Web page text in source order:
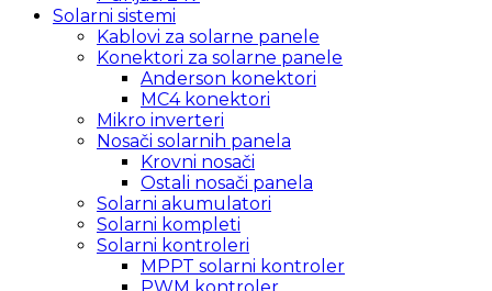
Solarni sistemi
Kablovi za solarne panele
Konektori za solarne panele
Anderson konektori
MC4 konektori
Mikro inverteri
Nosači solarnih panela
Krovni nosači
Ostali nosači panela
Solarni akumulatori
Solarni kompleti
Solarni kontroleri
MPPT solarni kontroler